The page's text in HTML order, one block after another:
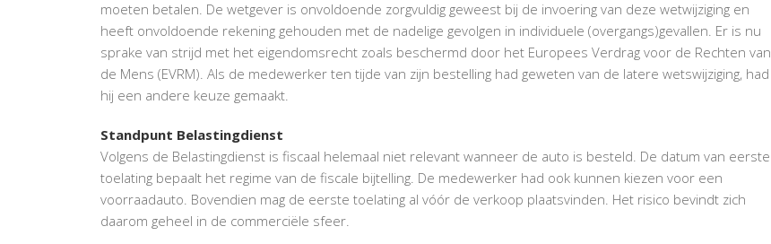
moeten betalen. De wetgever is onvoldoende zorgvuldig geweest bij de invoering van deze wetwijziging en
heeft onvoldoende rekening gehouden met de nadelige gevolgen in individuele (overgangs)gevallen. Er is nu
sprake van strijd met het eigendomsrecht zoals beschermd door het Europees Verdrag voor de Rechten van
de Mens (EVRM). Als de medewerker ten tijde van zijn bestelling had geweten van de latere wetswijziging, had
hij een andere keuze gemaakt.
Standpunt Belastingdienst
Volgens de Belastingdienst is fiscaal helemaal niet relevant wanneer de auto is besteld. De datum van eerste
toelating bepaalt het regime van de fiscale bijtelling. De medewerker had ook kunnen kiezen voor een
voorraadauto. Bovendien mag de eerste toelating al vóór de verkoop plaatsvinden. Het risico bevindt zich
daarom geheel in de commerciële sfeer.